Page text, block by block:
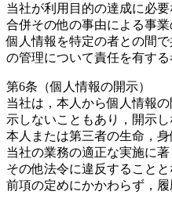
当社が利用目的の達成に必
合併その他の事由による事
個人情報を特定の者との間
の管理について責任を有す
第6条（個人情報の開示）
当社は，本人から個人情報
示しないこともあり，開示
本人または第三者の生命，
当社の業務の適正な実施に
その他法令に違反すること
前項の定めにかかわらず，